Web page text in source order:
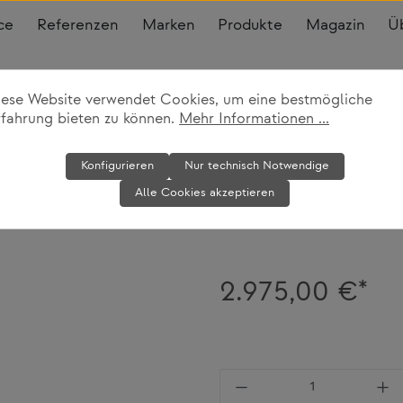
Referenzen Marken Produkte Magazin
Sessel
2.975,00 €*
Produkt Anzahl:
Website verwendet Cookies, um eine bestmögliche
bieten zu können. Mehr Informationen ...
Nur technisch Notwendige
Konfigurieren
Alle Cookies akzeptieren